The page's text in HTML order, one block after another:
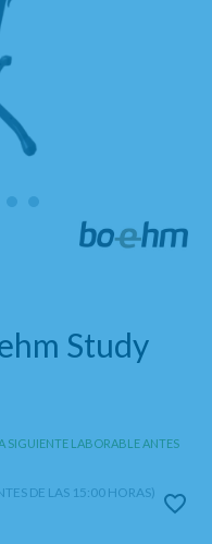
Study
SIGUIENTE LABORABLE ANTES
DE LAS 15:00 HORAS)